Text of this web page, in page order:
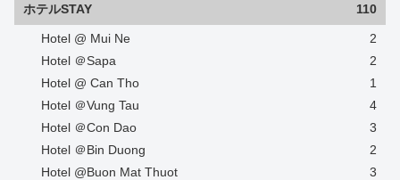
ホテルSTAY 110
Hotel @ Mui Ne
2
Hotel ＠Sapa
2
Hotel @ Can Tho
1
Hotel ＠Vung Tau
4
Hotel ＠Con Dao
3
Hotel ＠Bin Duong
2
Hotel @Buon Mat Thuot
3